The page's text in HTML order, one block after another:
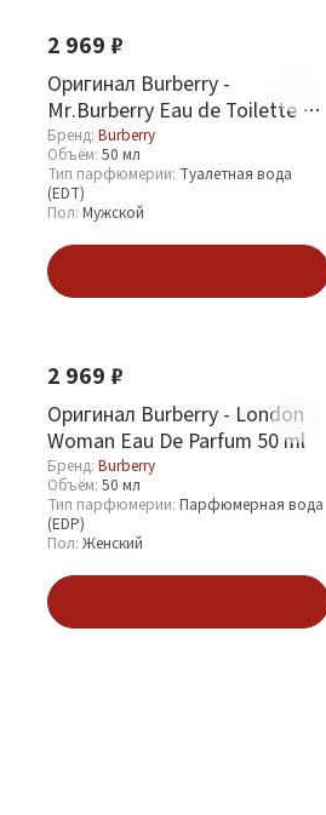
2 969 ₽
Оригинал Burberry -
Mr.Burberry Eau de Toilette 50
ml
Бренд: Burberry
Объём: 50 мл
Тип парфюмерии: Туалетная вода
(EDT)
Пол: Мужской
2 969 ₽
Оригинал Burberry - London
Woman Eau De Parfum 50 ml
Бренд: Burberry
Объём: 50 мл
Тип парфюмерии: Парфюмерная вода
(EDP)
Пол: Женский